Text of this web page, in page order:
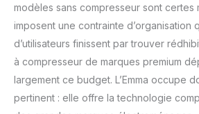
modèles sans compresseur sont certes
imposent une contrainte d’organisation
d’utilisateurs finissent par trouver
à compresseur de marques premium
largement ce budget. L’Emma occupe
pertinent : elle offre la technologie